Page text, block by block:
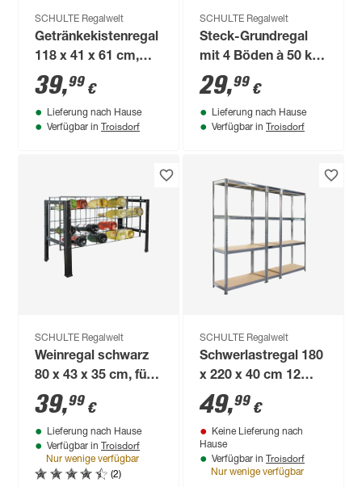
SCHULTE Regalwelt
Getränkekistenregal
118 x 41 x 61 cm,
weiß
39,99 €
Lieferung nach Hause
Verfügbar in Troisdorf
SCHULTE Regalwelt
Steck-Grundregal
mit 4 Böden à 50 kg
Traglast, verzinkt
140 x 75 x 30 cm
29,99 €
Lieferung nach Hause
Verfügbar in Troisdorf
SCHULTE Regalwelt
Weinregal schwarz
80 x 43 x 35 cm, für
32 Flaschen
39,99 €
Lieferung nach Hause
Verfügbar in Troisdorf
Nur wenige verfügbar
(2)
SCHULTE Regalwelt
Schwerlastregal 180
x 220 x 40 cm 12
Böden à 90 kg
49,99 €
Keine Lieferung nach
Hause
Verfügbar in Troisdorf
Nur wenige verfügbar